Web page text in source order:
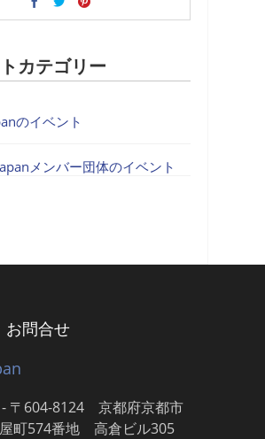
カテゴリー
のイベント
メンバー団体のイベント
お問合せ
- 〒604-8124 京都府京都市
町574番地 高倉ビル305